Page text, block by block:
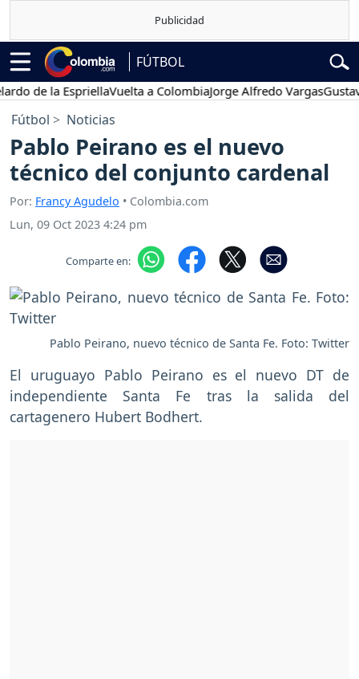
FÚTBOL
la EspriellaVuelta a ColombiaJorge Alfredo VargasGustavo
Fútbol Noticias
Pablo Peirano es el nuevo
técnico del conjunto cardenal
Por: Francy Agudelo • Colombia.com
Lun, 09 Oct 2023 4:24 pm
Comparte en:
Pablo Peirano, nuevo técnico de Santa Fe. Foto: Twitter
El uruguayo Pablo Peirano es el nuevo DT de
independiente Santa Fe tras la salida del
cartagenero Hubert Bodhert.